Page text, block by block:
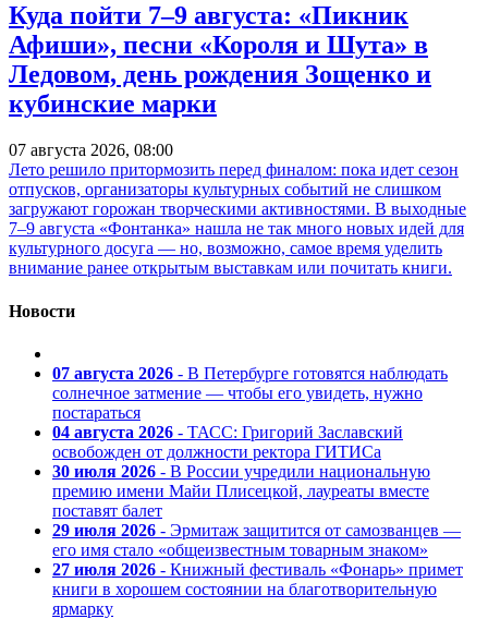
Куда пойти 7–9 августа: «Пикник
Афиши», песни «Короля и Шута» в
Ледовом, день рождения Зощенко и
кубинские марки
07 августа 2026, 08:00
Лето решило притормозить перед финалом: пока идет сезон
отпусков, организаторы культурных событий не слишком
загружают горожан творческими активностями. В выходные
7–9 августа «Фонтанка» нашла не так много новых идей для
культурного досуга — но, возможно, самое время уделить
внимание ранее открытым выставкам или почитать книги.
Новости
07 августа 2026 - В Петербурге готовятся наблюдать
солнечное затмение — чтобы его увидеть, нужно
постараться
04 августа 2026 - ТАСС: Григорий Заславский
освобожден от должности ректора ГИТИСа
30 июля 2026 - В России учредили национальную
премию имени Майи Плисецкой, лауреаты вместе
поставят балет
29 июля 2026 - Эрмитаж защитится от самозванцев —
его имя стало «общеизвестным товарным знаком»
27 июля 2026 - Книжный фестиваль «Фонарь» примет
книги в хорошем состоянии на благотворительную
ярмарку